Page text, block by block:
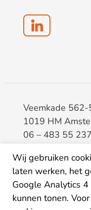
Veemkade
1019 HM
06 – 483 55 237
BTW
KvK34207150
IBAN
Wij gebruiken
laten werken, het
Google Analytics
kunnen tonen.